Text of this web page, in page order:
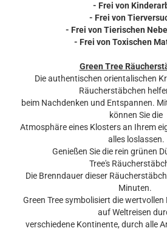
- Frei von
- Frei von
- Frei von Tierischen
- Frei von Toxischen
Green Tree
Die authentischen orientalischen
Räucherstäbchen
beim Nachdenken und Entspannen.
können Sie die
Atmosphäre eines Klosters an Ihrem
alles loslassen.
Genießen Sie die rein grünen
Tree's
Die Brenndauer dieser
Minuten.
Green Tree symbolisiert die
auf Weltreisen
verschiedene Kontinente, durch alle